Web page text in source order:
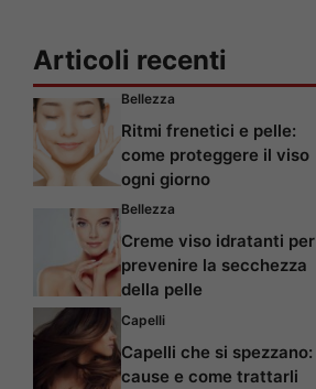
Articoli recenti
Bellezza
Ritmi frenetici e pelle:
come proteggere il viso
ogni giorno
Bellezza
Creme viso idratanti per
prevenire la secchezza
della pelle
Capelli
Capelli che si spezzano:
cause e come trattarli